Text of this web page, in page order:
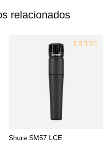
relacionados
Shure SM57 LCE